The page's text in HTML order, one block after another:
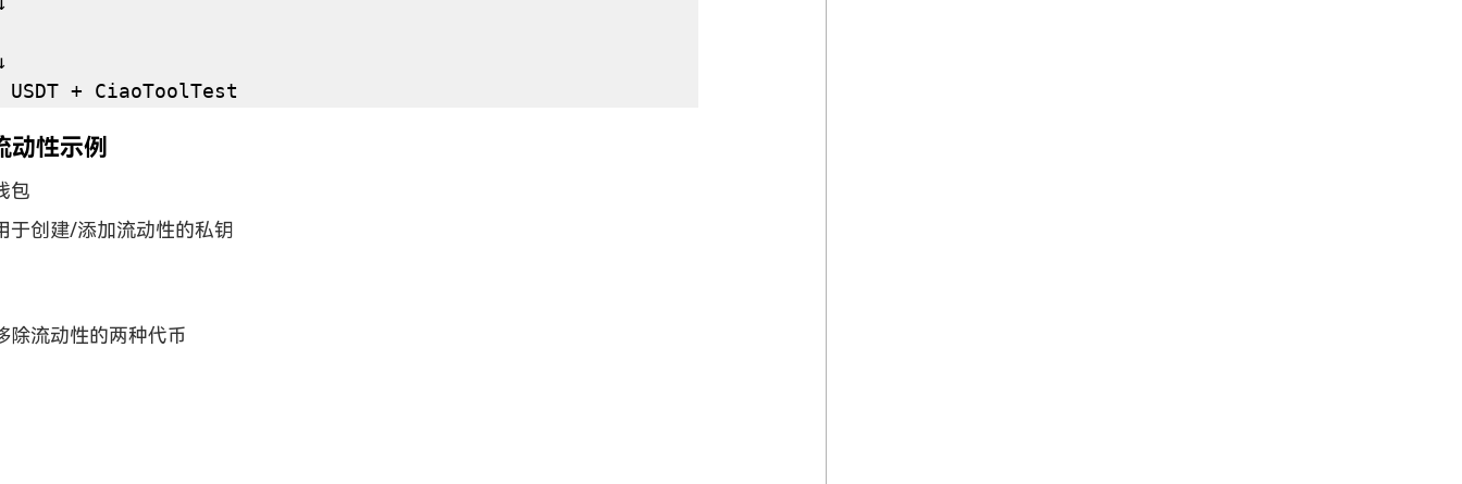
USDT + CiaoToolTest
动性示例
包
于创建/添加流动性的私钥
除流动性的两种代币